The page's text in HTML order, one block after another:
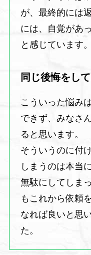
が、最終的には
には、自覚があ
と感じています。
同じ後悔をし
こういった悩み
できず、みなさ
ると思います。
そういうのに付
しまうのは本当
無駄にしてしま
もこれから依頼
なれば良いと思
た。